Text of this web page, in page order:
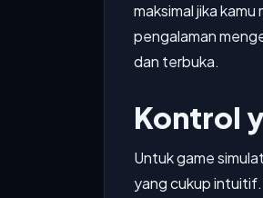
maksimal jika
pengalaman
dan terbuka.
Kontrol
Untuk game
yang cukup intuitif.